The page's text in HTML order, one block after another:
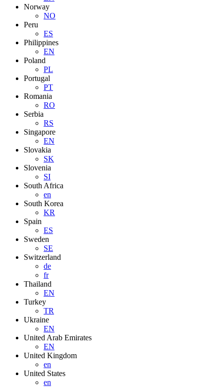
Norway
NO
Peru
ES
Philippines
EN
Poland
PL
Portugal
PT
Romania
RO
Serbia
RS
Singapore
EN
Slovakia
SK
Slovenia
SI
South Africa
en
South Korea
KR
Spain
ES
Sweden
SE
Switzerland
de
fr
Thailand
EN
Turkey
TR
Ukraine
EN
United Arab Emirates
EN
United Kingdom
en
United States
en